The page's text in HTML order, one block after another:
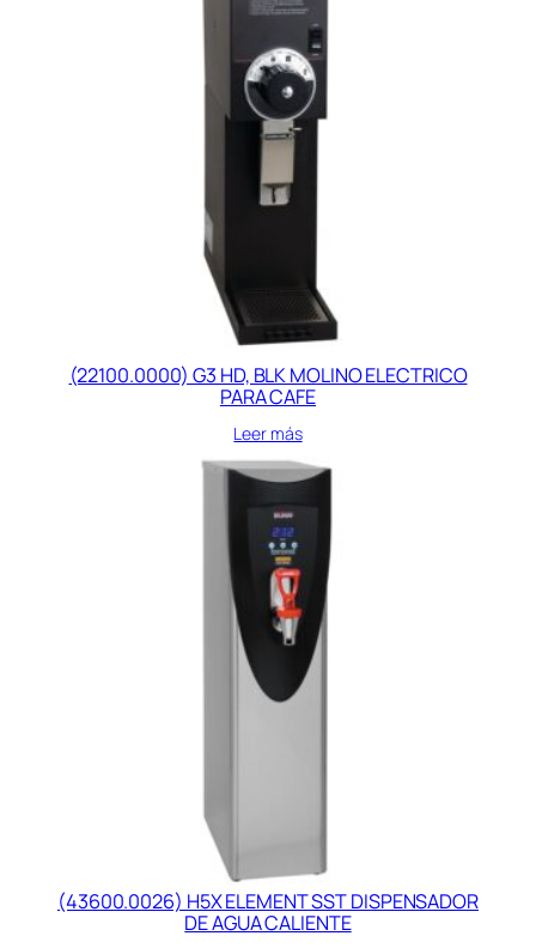
(22100.0000) G3 HD, BLK MOLINO ELECTRICO
PARA CAFE
Leer más
(43600.0026) H5X ELEMENT SST DISPENSADOR
DE AGUA CALIENTE